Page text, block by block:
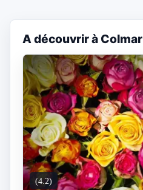
A découvrir à Colmar
(4.2)